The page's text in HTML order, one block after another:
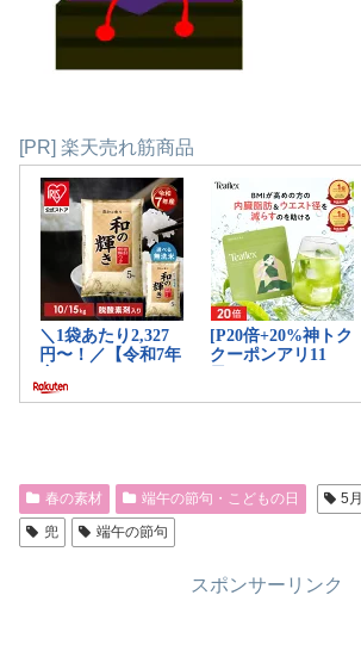
[PR] 楽天売れ筋商品
春の素材 端午の節句・こどもの日 5月
兜
端午の節句
スポンサーリンク